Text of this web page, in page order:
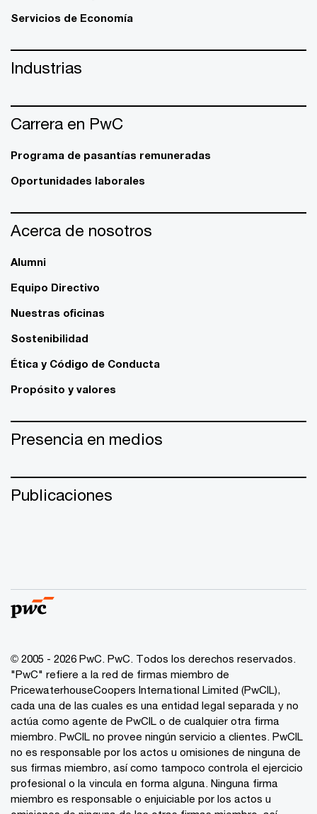
Servicios de Economía
Industrias
Carrera en PwC
Programa de pasantías remuneradas
Oportunidades laborales
Acerca de nosotros
Alumni
Equipo Directivo
Nuestras oficinas
Sostenibilidad
Ética y Código de Conducta
Propósito y valores
Presencia en medios
Publicaciones
© 2005 - 2026 PwC. PwC. Todos los derechos reservados.
"PwC" refiere a la red de firmas miembro de
PricewaterhouseCoopers International Limited (PwCIL),
cada una de las cuales es una entidad legal separada y no
actúa como agente de PwCIL o de cualquier otra firma
miembro. PwCIL no provee ningún servicio a clientes. PwCIL
no es responsable por los actos u omisiones de ninguna de
sus firmas miembro, así como tampoco controla el ejercicio
profesional o la vincula en forma alguna. Ninguna firma
miembro es responsable o enjuiciable por los actos u